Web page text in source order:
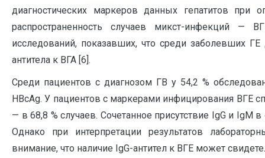
диагностических маркеров данных гепатитов при
распространенность случаев микст-инфекций —
исследований, показавших, что среди заболевших
антитела к ВГА [6].
Среди пациентов с диагнозом ГВ у 54,2 %
HBcAg. У пациентов с маркерами инфицирования ВГЕ
— в 68,8 % случаев. Сочетанное присутствие IgG и IgM
Однако при интерпретации результатов
внимание, что наличие IgG-антител к ВГЕ может